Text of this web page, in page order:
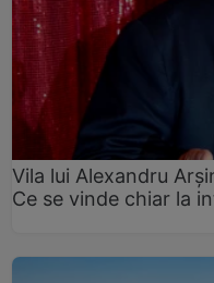
Vila lui Alexandru
Ce se vinde chiar la